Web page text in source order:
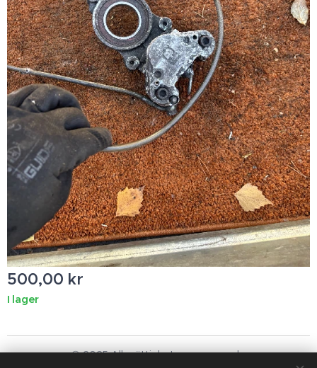
500,00 kr
I lager
© 2025 Alla rättigheter reserverade